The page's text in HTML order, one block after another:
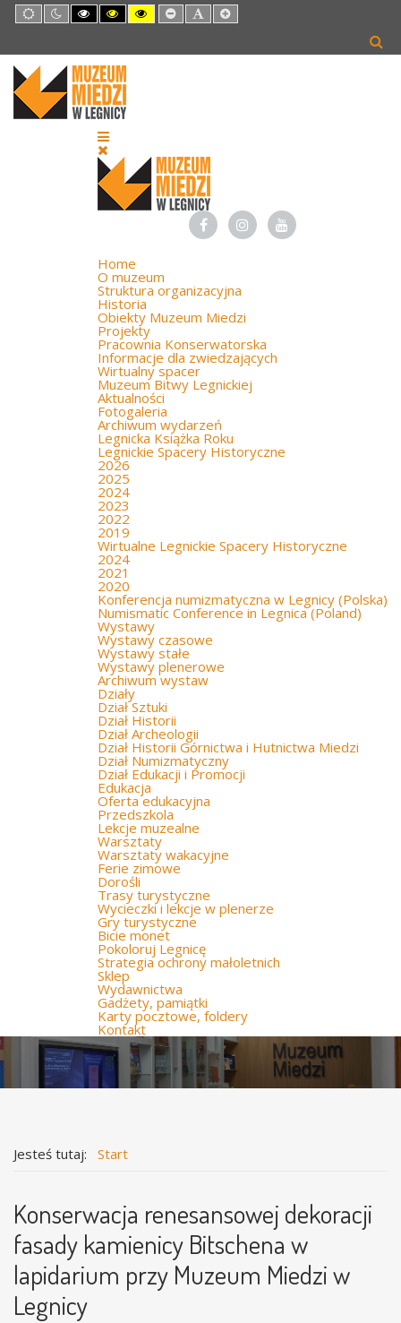
Default
mode
Night
mode
High
Contrast
mode
High
Contrast
mode
High
Contrast
mode
Set
Smaller
Set
Default
Set
Larger
Home
O muzeum
Struktura organizacyjna
Historia
Obiekty Muzeum Miedzi
Projekty
Pracownia Konserwatorska
Informacje dla zwiedzających
Wirtualny spacer
Muzeum Bitwy Legnickiej
Aktualności
Fotogaleria
Archiwum wydarzeń
Legnicka Książka Roku
Legnickie Spacery Historyczne
2026
2025
2024
2023
2022
2019
Wirtualne Legnickie Spacery Historyczne
2024
2021
2020
Konferencja numizmatyczna w Legnicy (Polska)
Numismatic Conference in Legnica (Poland)
Wystawy
Wystawy czasowe
Wystawy stałe
Wystawy plenerowe
Archiwum wystaw
Działy
Dział Sztuki
Dział Historii
Dział Archeologii
Dział Historii Górnictwa i Hutnictwa Miedzi
Dział Numizmatyczny
Dział Edukacji i Promocji
Edukacja
Oferta edukacyjna
Przedszkola
Lekcje muzealne
Warsztaty
Warsztaty wakacyjne
Ferie zimowe
Dorośli
Trasy turystyczne
Wycieczki i lekcje w plenerze
Gry turystyczne
Bicie monet
Pokoloruj Legnicę
Strategia ochrony małoletnich
Sklep
Wydawnictwa
Gadżety, pamiątki
Karty pocztowe, foldery
Kontakt
Jesteś tutaj: Start
Konserwacja renesansowej dekoracji
fasady kamienicy Bitschena w
lapidarium przy Muzeum Miedzi w
Legnicy